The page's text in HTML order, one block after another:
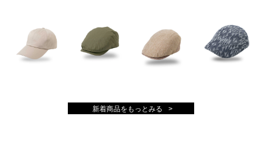
新着商品をもっとみる